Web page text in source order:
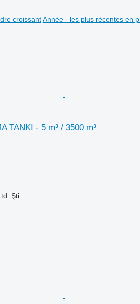
croissant Année - les plus récentes en
TANKI - 5 m³ / 3500 m³
Şti.